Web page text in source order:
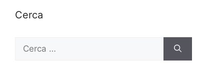
Cerca
Ricerca